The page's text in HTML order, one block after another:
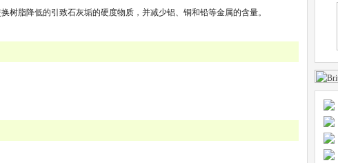
脂降低的引致石灰垢的硬度物质，并减少铝、铜和铅等金属的含量。